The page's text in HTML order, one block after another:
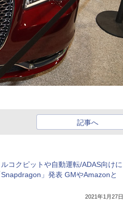
記事へ
コクピットや自動運転/ADAS向けに
」発表 GMやAmazonと
2021年1月27日